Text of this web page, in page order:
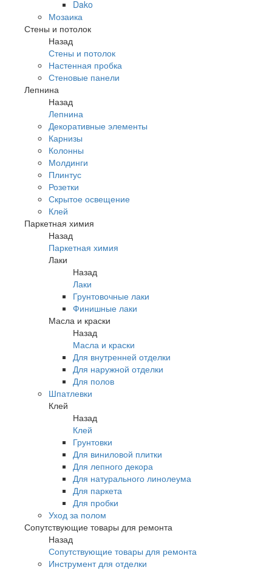
Dako
Мозаика
Стены и потолок
Назад
Стены и потолок
Настенная пробка
Стеновые панели
Лепнина
Назад
Лепнина
Декоративные элементы
Карнизы
Колонны
Молдинги
Плинтус
Розетки
Скрытое освещение
Клей
Паркетная химия
Назад
Паркетная химия
Лаки
Назад
Лаки
Грунтовочные лаки
Финишные лаки
Масла и краски
Назад
Масла и краски
Для внутренней отделки
Для наружной отделки
Для полов
Шпатлевки
Клей
Назад
Клей
Грунтовки
Для виниловой плитки
Для лепного декора
Для натурального линолеума
Для паркета
Для пробки
Уход за полом
Сопутствующие товары для ремонта
Назад
Сопутствующие товары для ремонта
Инструмент для отделки